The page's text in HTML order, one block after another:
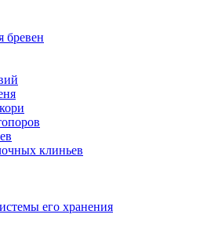
бревен
клиньев
его хранения